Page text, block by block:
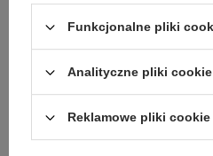
Funkcjonalne pliki
Analityczne pliki cookie
Reklamowe pliki cookie